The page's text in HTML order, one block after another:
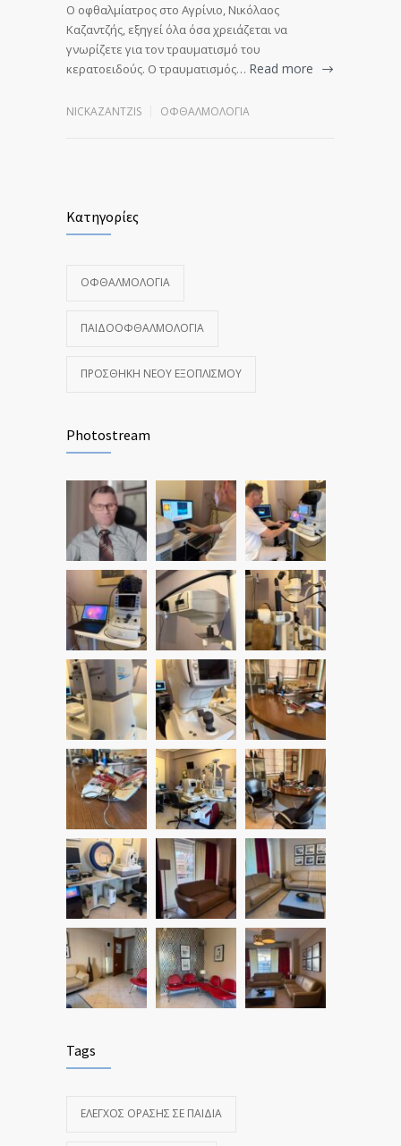
Ο οφθαλμίατρος στο Αγρίνιο, Νικόλαος
Καζαντζής, εξηγεί όλα όσα χρειάζεται να
γνωρίζετε για τον τραυματισμό του
κερατοειδούς. Ο τραυματισμός… Read more
NICKAZANTZIS ΟΦΘΑΛΜΟΛΟΓΊΑ
Κατηγορίες
ΟΦΘΑΛΜΟΛΟΓΊΑ
ΠΑΙΔΟΟΦΘΑΛΜΟΛΟΓΊΑ
ΠΡΟΣΘΉΚΗ ΝΈΟΥ ΕΞΟΠΛΙΣΜΟΎ
Photostream
Tags
ΈΛΕΓΧΟΣ ΌΡΑΣΗΣ ΣΕ ΠΑΙΔΙΆ